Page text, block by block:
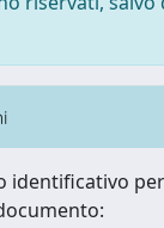
identificativo